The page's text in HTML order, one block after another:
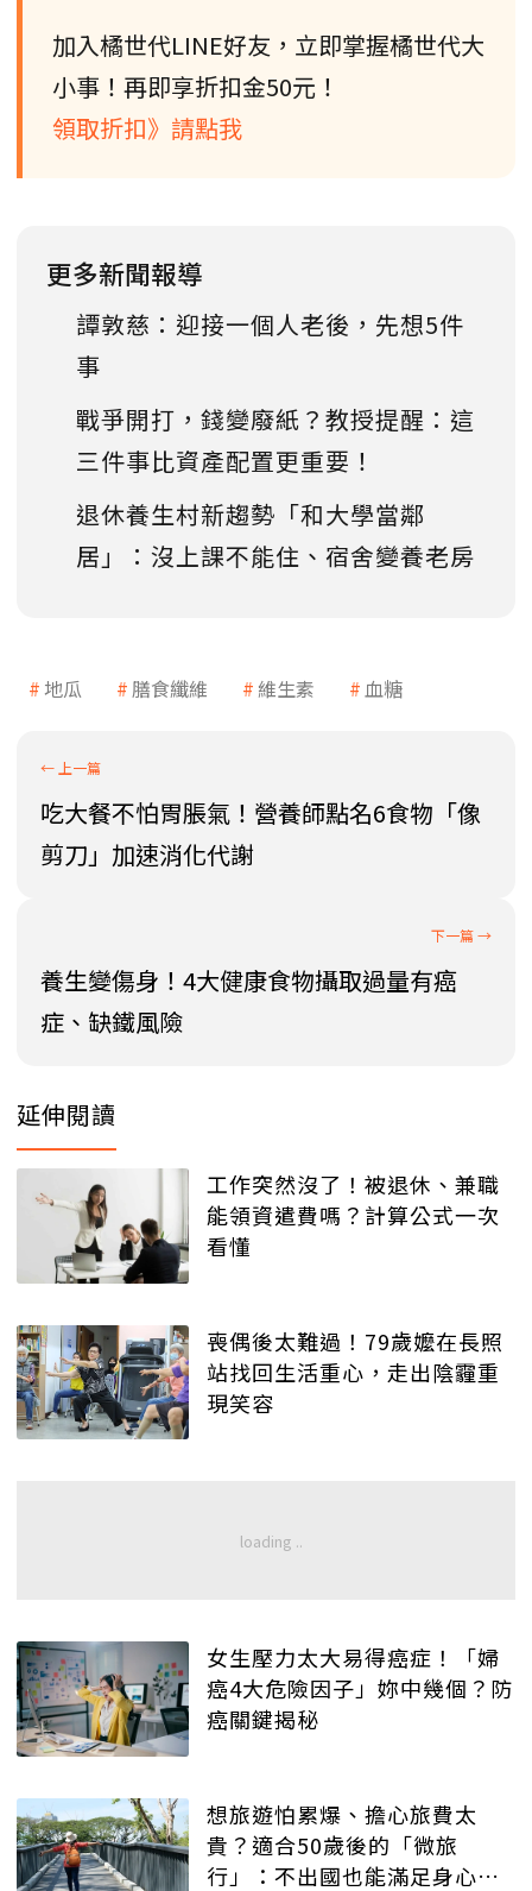
加入橘世代LINE好友，立即掌握橘世代大
小事！再即享折扣金50元！
領取折扣》請點我
更多新聞報導
譚敦慈：迎接一個人老後，先想5件
事
戰爭開打，錢變廢紙？教授提醒：這
三件事比資產配置更重要！
退休養生村新趨勢「和大學當鄰
居」：沒上課不能住、宿舍變養老房
地瓜 膳食纖維 維生素 血糖
吃大餐不怕胃脹氣！營養師點名6食物「像
剪刀」加速消化代謝
養生變傷身！4大健康食物攝取過量有癌
症、缺鐵風險
延伸閱讀
工作突然沒了！被退休、兼職
能領資遣費嗎？計算公式一次
看懂
喪偶後太難過！79歲嬤在長照
站找回生活重心，走出陰霾重
現笑容
女生壓力太大易得癌症！「婦
癌4大危險因子」妳中幾個？防
癌關鍵揭秘
想旅遊怕累爆、擔心旅費太
貴？適合50歲後的「微旅
行」：不出國也能滿足身心健